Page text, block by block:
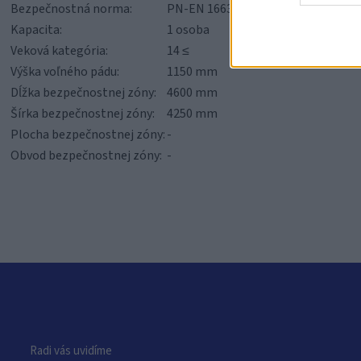
Bezpečnostná norma:
PN-EN 16630:2015-06
Kapacita:
1 osoba
Veková kategória:
14 ≤
Výška voľného pádu:
1150 mm
Dĺžka bezpečnostnej zóny:
4600 mm
Šírka bezpečnostnej zóny:
4250 mm
Plocha bezpečnostnej zóny:-
Obvod bezpečnostnej zóny: -
Radi vás uvidíme